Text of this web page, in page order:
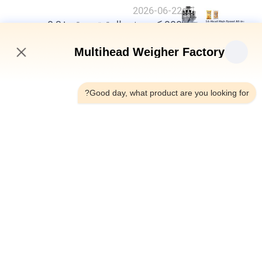
2026-06-22
200 كيس في الدقيقة، دقة ±0.3
الأغذية
أعلى
Multihead Weigher Factory
Good day, what product are you looking for?